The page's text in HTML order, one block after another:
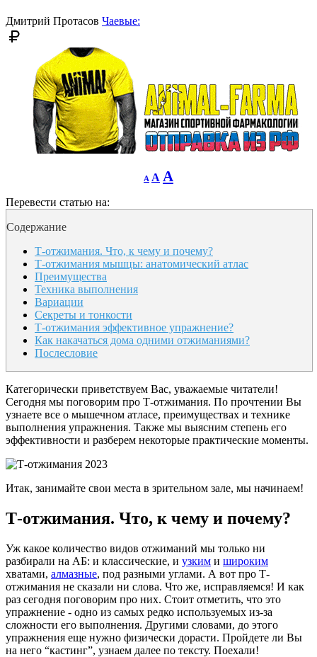
Дмитрий Протасов Чаевые:
A
Decrease
font
A Reset
font
A
size.
Перевести статью на:
Содержание
Т-отжимания. Что, к чему и почему?
Т-отжимания мышцы: анатомический атлас
Преимущества
Техника выполнения
Вариации
Секреты и тонкости
Т-отжимания эффективное упражнение?
Как накачаться дома одними отжиманиями?
Послесловие
Категорически приветствуем Вас, уважаемые читатели!
Сегодня мы поговорим про Т-отжимания. По прочтении Вы
узнаете все о мышечном атласе, преимуществах и технике
выполнения упражнения. Также мы выясним степень его
эффективности и разберем некоторые практические моменты.
Итак, занимайте свои места в зрительном зале, мы начинаем!
Т-отжимания. Что, к чему и почему?
Уж какое количество видов отжиманий мы только ни
разбирали на АБ: и классические, и узким и широким
хватами, алмазные, под разными углами. А вот про Т-
отжимания не сказали ни слова. Что же, исправляемся! И как
раз сегодня поговорим про них. Стоит отметить, что это
упражнение - одно из самых редко используемых из-за
сложности его выполнения. Другими словами, до этого
упражнения еще нужно физически дорасти. Пройдете ли Вы
на него “кастинг”, узнаем далее по тексту. Поехали!